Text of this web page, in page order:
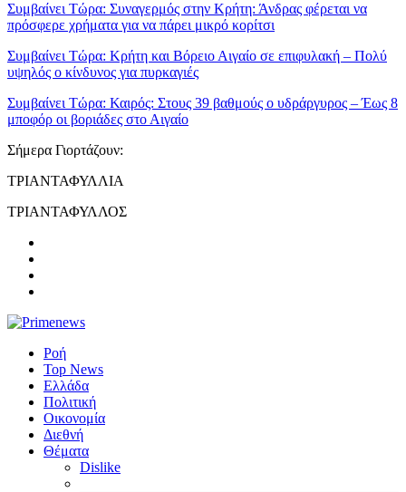
Συμβαίνει Τώρα: Συναγερμός στην Κρήτη: Άνδρας φέρεται να
πρόσφερε χρήματα για να πάρει μικρό κορίτσι
Συμβαίνει Τώρα: Κρήτη και Βόρειο Αιγαίο σε επιφυλακή – Πολύ
υψηλός ο κίνδυνος για πυρκαγιές
Συμβαίνει Τώρα: Καιρός: Στους 39 βαθμούς ο υδράργυρος – Έως 8
μποφόρ οι βοριάδες στο Αιγαίο
Σήμερα Γιορτάζουν:
ΤΡΙΑΝΤΑΦΥΛΛΙΑ
ΤΡΙΑΝΤΑΦΥΛΛΟΣ
Ροή
Top News
Ελλάδα
Πολιτική
Οικονομία
Διεθνή
Θέματα
Dislike